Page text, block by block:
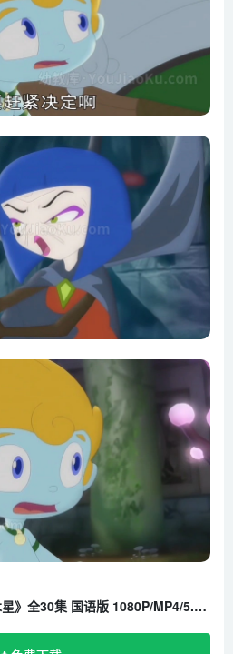
儿童动画片《虹猫蓝兔阿木星》全30集 国语版 1080P/MP4/5.02G 百度云网盘下载